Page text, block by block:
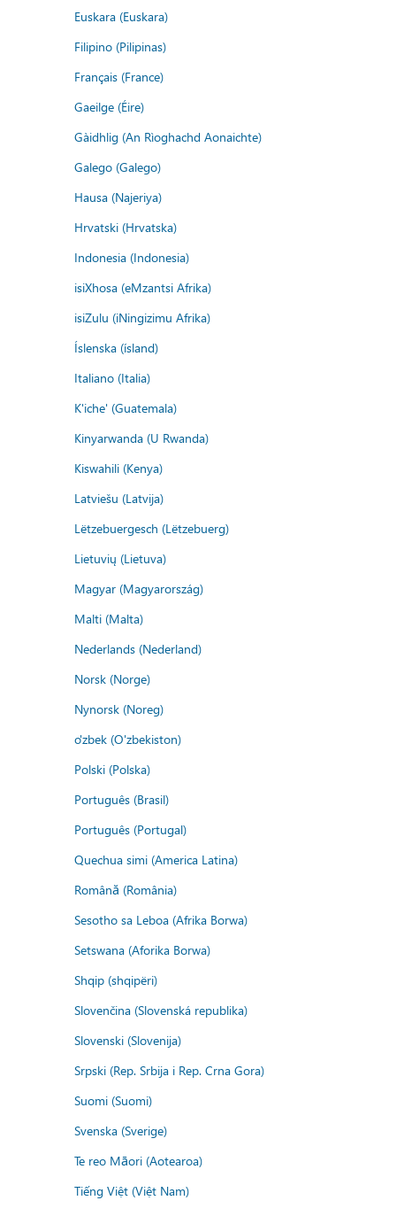
Euskara (Euskara)
Filipino (Pilipinas)
Français (France)
Gaeilge (Éire)
Gàidhlig (An Rìoghachd Aonaichte)
Galego (Galego)
Hausa (Najeriya)
Hrvatski (Hrvatska)
Indonesia (Indonesia)
isiXhosa (eMzantsi Afrika)
isiZulu (iNingizimu Afrika)
Íslenska (ísland)
Italiano (Italia)
K'iche' (Guatemala)
Kinyarwanda (U Rwanda)
Kiswahili (Kenya)
Latviešu (Latvija)
Lëtzebuergesch (Lëtzebuerg)
Lietuvių (Lietuva)
Magyar (Magyarország)
Malti (Malta)
Nederlands (Nederland)
Norsk (Norge)
Nynorsk (Noreg)
o'zbek (O'zbekiston)
Polski (Polska)
Português (Brasil)
Português (Portugal)
Quechua simi (America Latina)
Română (România)
Sesotho sa Leboa (Afrika Borwa)
Setswana (Aforika Borwa)
Shqip (shqipëri)
Slovenčina (Slovenská republika)
Slovenski (Slovenija)
Srpski (Rep. Srbija i Rep. Crna Gora)
Suomi (Suomi)
Svenska (Sverige)
Te reo Māori (Aotearoa)
Tiếng Việt (Việt Nam)